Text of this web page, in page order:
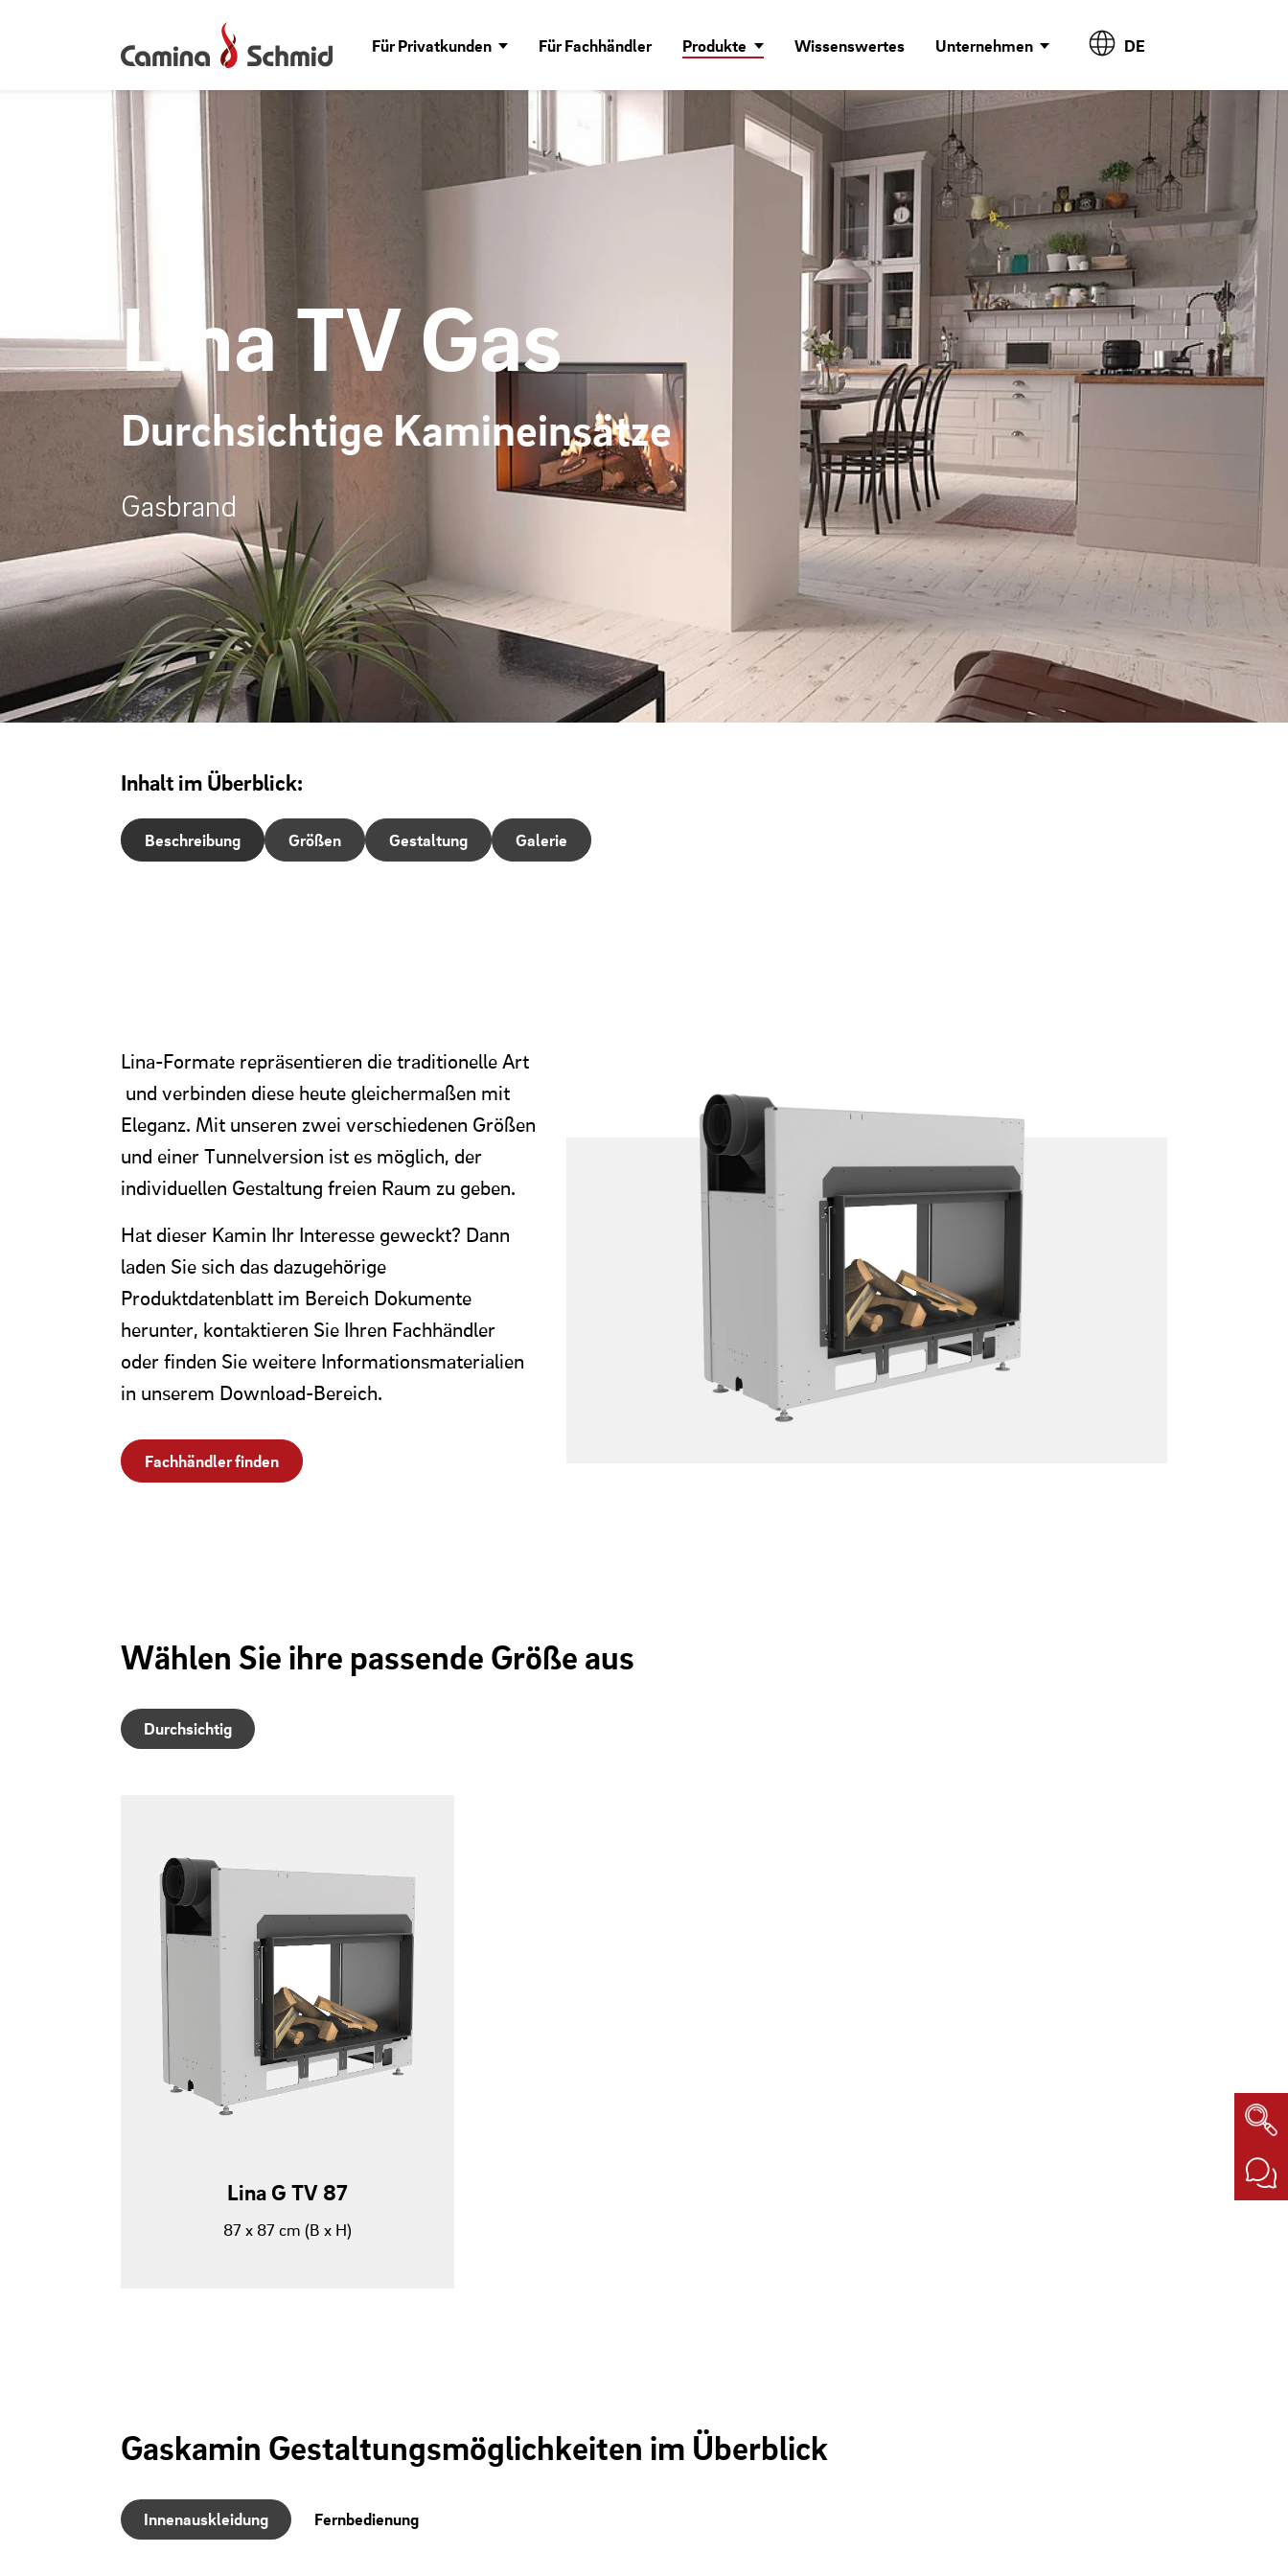
Für Privatkunden Für Fachhändler Produkte Wissenswertes Unternehmen DE
Lina TV Gas
Durchsichtige Kamineinsätze
Gasbrand
Inhalt im Überblick:
Beschreibung Größen Gestaltung Galerie
Lina-Formate repräsentieren die traditionelle Art
und verbinden diese heute gleichermaßen mit
Eleganz. Mit unseren zwei verschiedenen Größen
und einer Tunnelversion ist es möglich, der
individuellen Gestaltung freien Raum zu geben.
Hat dieser Kamin Ihr Interesse geweckt? Dann
laden Sie sich das dazugehörige
Produktdatenblatt im Bereich Dokumente
herunter, kontaktieren Sie Ihren Fachhändler
oder finden Sie weitere Informationsmaterialien
in unserem Download-Bereich.
Fachhändler finden
Wählen Sie ihre passende Größe aus
Durchsichtig
Lina G TV 87
87 x 87 cm (B x H)
Gaskamin Gestaltungsmöglichkeiten im Überblick
Innenauskleidung Fernbedienung